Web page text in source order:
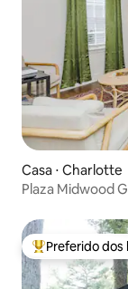
Casa ⋅ Charlotte
Plaza Midwood
Entre os
Preferido dos